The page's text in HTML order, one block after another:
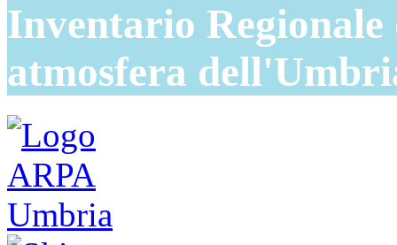
Inventario
atmosfera